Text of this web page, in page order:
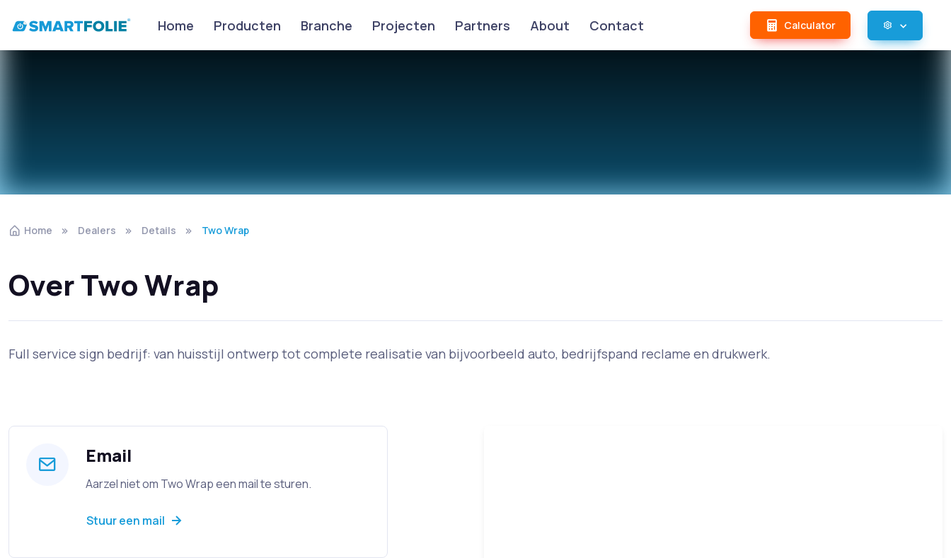
Home Producten Branche Projecten Partners About Contact Calculator
Home Dealers Details Two Wrap
Over Two Wrap
Full service sign bedrijf: van huisstijl ontwerp tot complete realisatie van bijvoorbeeld auto, bedrijfspand reclame en drukwerk.
Email
Aarzel niet om Two Wrap een mail te sturen.
Stuur een mail